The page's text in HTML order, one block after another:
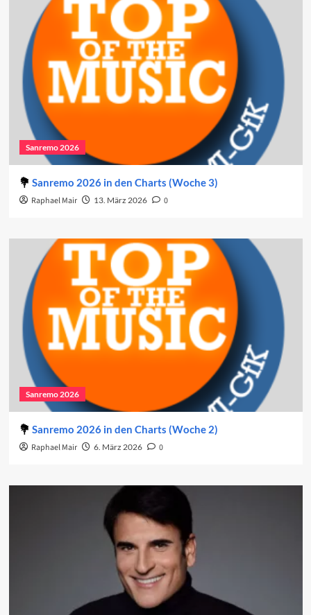
Sanremo 2026
Sanremo 2026 in den Charts (Woche 3)
Raphael Mair 13. März 2026 0
Sanremo 2026
Sanremo 2026 in den Charts (Woche 2)
Raphael Mair 6. März 2026 0